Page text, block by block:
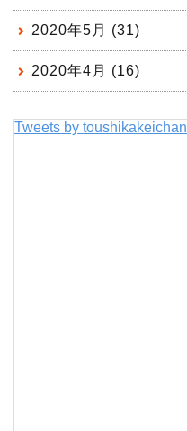
2020年5月 (31)
2020年4月 (16)
Tweets by toushikakeichan